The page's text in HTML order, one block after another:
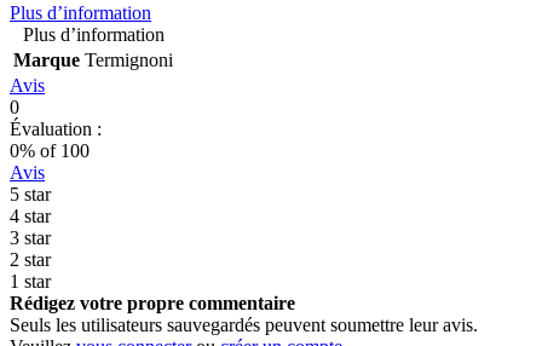
Plus d’information
Plus d’information
Marque Termignoni
Avis
0
Évaluation :
0% of 100
Avis
5 star
4 star
3 star
2 star
1 star
Rédigez votre propre commentaire
Seuls les utilisateurs sauvegardés peuvent soumettre leur avis.